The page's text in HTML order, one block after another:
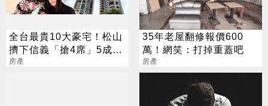
全台最貴10大豪宅！松山
擠下信義「搶4席」5成豪
客不貸款
房產
35年老屋翻修報價600
萬！網笑：打掉重蓋吧
房產